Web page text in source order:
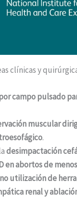
clínicas y
campo pulsado
muscular
.
desimpactación
en abortos de
no utilización de
renal y